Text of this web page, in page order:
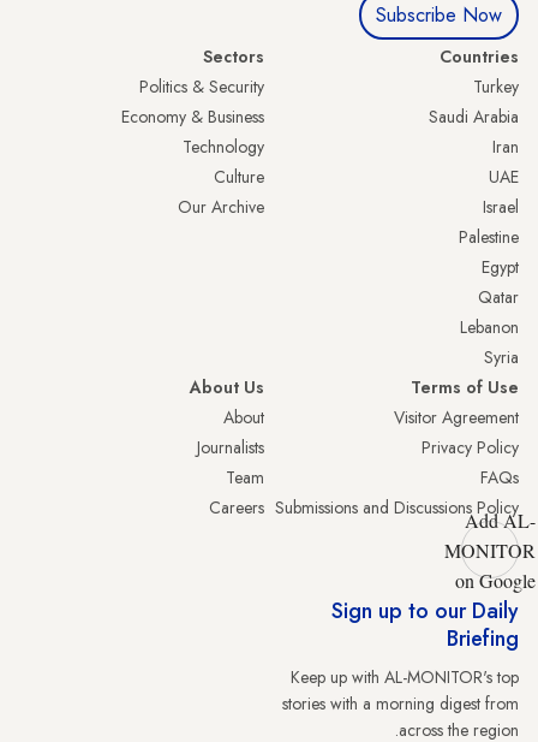
Subscribe Now
Countries
Turkey
Saudi Arabia
Iran
UAE
Israel
Palestine
Egypt
Qatar
Lebanon
Syria
Sectors
Politics & Security
Economy & Business
Technology
Culture
Our Archive
Terms of Use
Visitor Agreement
Privacy Policy
FAQs
Submissions and Discussions Policy
About Us
About
Journalists
Team
Careers
Add AL-
MONITOR
on Google
Sign up to our Daily
Briefing
Keep up with AL-MONITOR's top
stories with a morning digest from
across the region.